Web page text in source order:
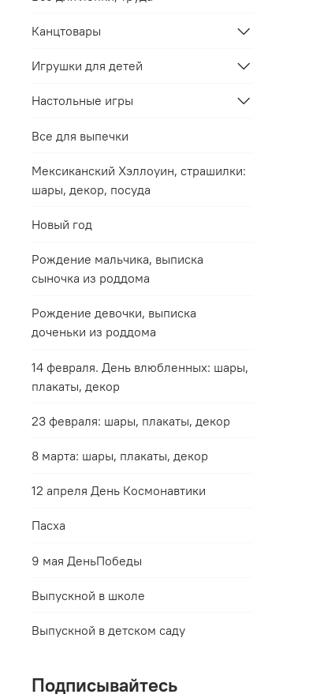
Канцтовары
Игрушки для детей
Настольные игры
Все для выпечки
Мексиканский Хэллоуин, страшилки:
шары, декор, посуда
Новый год
Рождение мальчика, выписка
сыночка из роддома
Рождение девочки, выписка
доченьки из роддома
14 февраля. День влюбленных: шары,
плакаты, декор
23 февраля: шары, плакаты, декор
8 марта: шары, плакаты, декор
12 апреля День Космонавтики
Пасха
9 мая ДеньПобеды
Выпускной в школе
Выпускной в детском саду
Подписывайтесь